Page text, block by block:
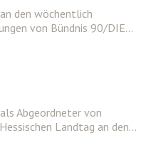
den wöchentlich
von Bündnis 90/DIE...
Abgeordneter von
Landtag an den...